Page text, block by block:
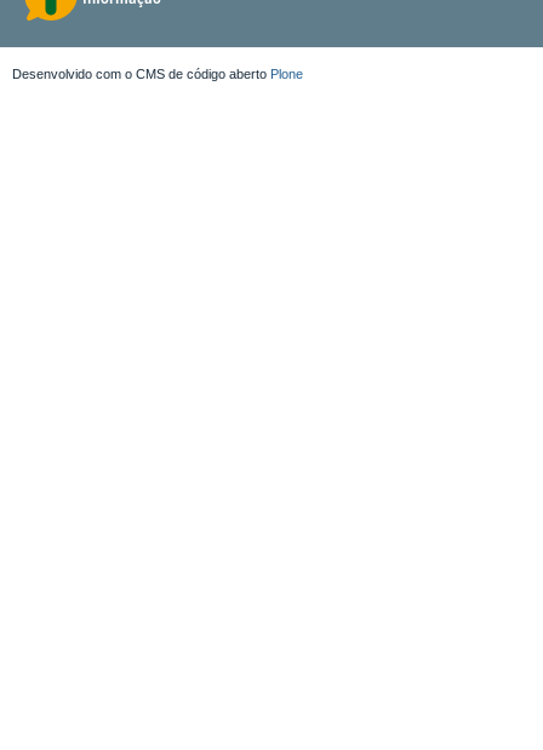
Desenvolvido com o CMS de código aberto Plone